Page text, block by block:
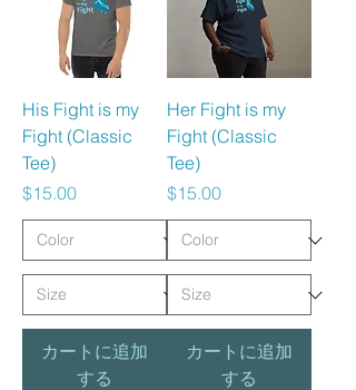
His Fight is my
Fight (Classic
Tee)
価格
$15.00
カートに追加
する
Her Fight is my
Fight (Classic
Tee)
価格
$15.00
カートに追加
する